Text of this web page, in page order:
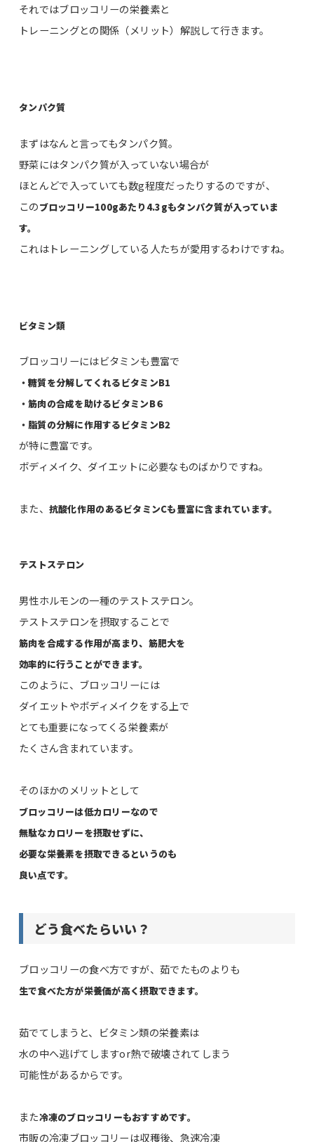
それではブロッコリーの栄養素と
トレーニングとの関係（メリット）解説して行きます。
タンパク質
まずはなんと言ってもタンパク質。
野菜にはタンパク質が入っていない場合が
ほとんどで入っていても数g程度だったりするのですが、
このブロッコリー100gあたり4.3gもタンパク質が入っていま
す。
これはトレーニングしている人たちが愛用するわけですね。
ビタミン類
ブロッコリーにはビタミンも豊富で
・糖質を分解してくれるビタミンB1
・筋肉の合成を助けるビタミンB６
・脂質の分解に作用するビタミンB2
が特に豊富です。
ボディメイク、ダイエットに必要なものばかりですね。
また、 抗酸化作用のあるビタミンCも豊富に含まれています。
テストステロン
男性ホルモンの一種のテストステロン。
テストステロンを摂取することで
筋肉を合成する作用が高まり、筋肥大を
効率的に行うことができます。
このように、ブロッコリーには
ダイエットやボディメイクをする上で
とても重要になってくる栄養素が
たくさん含まれています。
そのほかのメリットとして
ブロッコリーは低カロリーなので
無駄なカロリーを摂取せずに、
必要な栄養素を摂取できるというのも
良い点です。
どう食べたらいい？
ブロッコリーの食べ方ですが、茹でたものよりも
生で食べた方が栄養価が高く摂取できます。
茹でてしまうと、ビタミン類の栄養素は
水の中へ逃げてしますor熱で破壊されてしまう
可能性があるからです。
また冷凍のブロッコリーもおすすめです。
市販の冷凍ブロッコリーは収穫後、急速冷凍